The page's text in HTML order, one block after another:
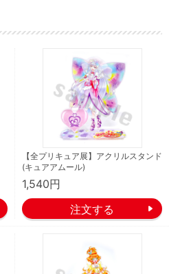
【全プリキュア展】アクリルスタンド
(キュアアムール)
1,540円